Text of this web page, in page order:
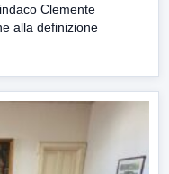
Clemente
alla definizione